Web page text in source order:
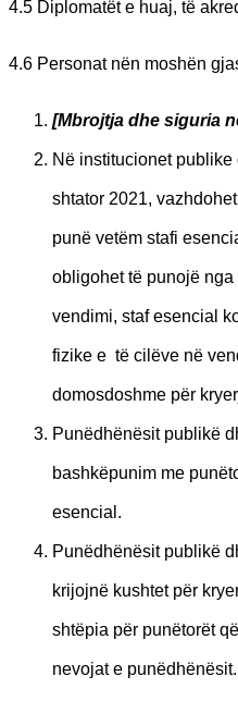
4.5 Diplomatët e huaj, të
4.6 Personat nën moshën
[Mbrojtja dhe siguria
Në institucionet
shtator 2021,
punë vetëm stafi
obligohet të punojë
vendimi, staf esencial
fizike e të cilëve në
domosdoshme për
Punëdhënësit publikë
bashkëpunim me
esencial.
Punëdhënësit publikë
krijojnë kushtet për
shtëpia për punëtorët
nevojat e punëdhënësit.